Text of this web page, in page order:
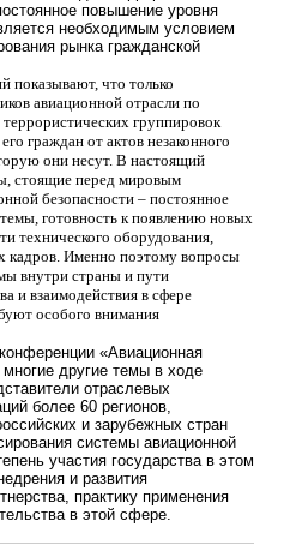
повышение уровня
необходимым условием
рынка гражданской
показывают, что только
авиационной отрасли по
группировок
граждан от актов незаконного
они несут. В настоящий
стоящие перед мировым
безопасности – постоянное
готовность к появлению новых
технического оборудования,
кадров. Именно поэтому вопросы
внутри страны и пути
и взаимодействия в сфере
особого внимания
«Авиационная
многие другие темы в ходе
отраслевых
более 60 регионов,
и зарубежных стран
системы авиационной
участия государства в этом
и развития
практику применения
в этой сфере.